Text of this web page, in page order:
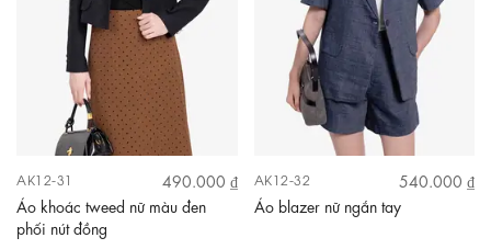
AK12-31
490.000 ₫
Áo khoác tweed nữ màu đen
phối nút đồng
AK12-32
540.000 ₫
Áo blazer nữ ngắn tay